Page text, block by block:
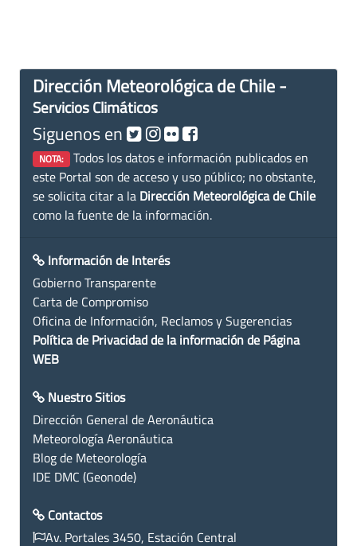
Dirección Meteorológica de Chile -
Servicios Climáticos
Siguenos en
NOTA: Todos los datos e información publicados en
este Portal son de acceso y uso público; no obstante,
se solicita citar a la Dirección Meteorológica de Chile
como la fuente de la información.
Información de Interés
Gobierno Transparente
Carta de Compromiso
Oficina de Información, Reclamos y Sugerencias
Política de Privacidad de la información de Página
WEB
Nuestro Sitios
Dirección General de Aeronáutica
Meteorología Aeronáutica
Blog de Meteorología
IDE DMC (Geonode)
Contactos
Av. Portales 3450, Estación Central